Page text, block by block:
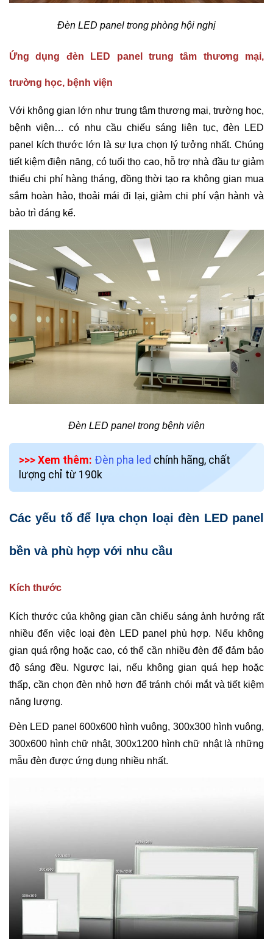
Đèn LED panel trong phòng hội nghị
Ứng dụng đèn LED panel trung tâm thương mại,
trường học, bệnh viện
Với không gian lớn như trung tâm thương mại, trường học,
bệnh viện… có nhu cầu chiếu sáng liên tục, đèn LED
panel kích thước lớn là sự lựa chọn lý tưởng nhất. Chúng
tiết kiệm điện năng, có tuổi thọ cao, hỗ trợ nhà đầu tư giảm
thiểu chi phí hàng tháng, đồng thời tạo ra không gian mua
sắm hoàn hảo, thoải mái đi lại, giảm chi phí vận hành và
bảo trì đáng kể.
Đèn LED panel trong bệnh viện
>>> Xem thêm: Đèn pha led chính hãng, chất
lượng chỉ từ 190k
Các yếu tố để lựa chọn loại đèn LED panel
bền và phù hợp với nhu cầu
Kích thước
Kích thước của không gian cần chiếu sáng ảnh hưởng rất
nhiều đến việc loại đèn LED panel phù hợp. Nếu không
gian quá rộng hoặc cao, có thể cần nhiều đèn để đảm bảo
độ sáng đều. Ngược lại, nếu không gian quá hẹp hoặc
thấp, cần chọn đèn nhỏ hơn để tránh chói mắt và tiết kiệm
năng lượng.
Đèn LED panel 600x600 hình vuông, 300x300 hình vuông,
300x600 hình chữ nhật, 300x1200 hình chữ nhật là những
mẫu đèn được ứng dụng nhiều nhất.